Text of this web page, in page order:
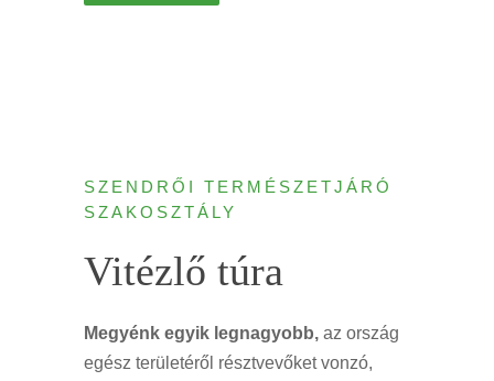
SZENDRŐI TERMÉSZETJÁRÓ
SZAKOSZTÁLY
Vitézlő túra
Megyénk egyik legnagyobb, az ország
egész területéről résztvevőket vonzó,